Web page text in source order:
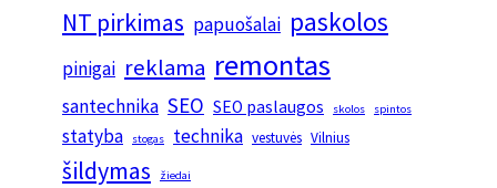
NT pirkimas papuošalai paskolos
pinigai reklama remontas
santechnika SEO SEO paslaugos skolos spintos
statyba stogas technika vestuvės Vilnius
šildymas žiedai